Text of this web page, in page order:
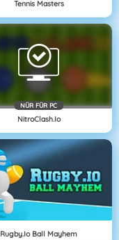
Tennis Masters
NÜR FÜR PC
NitroClash.io
Rugby.io Ball Mayhem